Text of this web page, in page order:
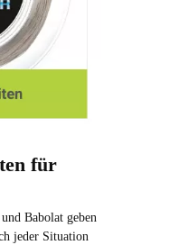
für
Babolat geben
jeder Situation